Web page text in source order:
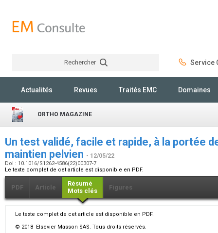
Rechercher Service
Actualités Revues Traités EMC Domaines
ORTHO MAGAZINE
Un test validé, facile et rapide, à la portée
maintien pelvien - 12/05/22
Doi : 10.1016/S1262-4586(22)00307-7
Le texte complet de cet article est disponible en PDF.
PDF Article
Résumé
Mots clés
Figures
Le texte complet de cet article est disponible en PDF.
© 2018 Elsevier Masson SAS. Tous droits réservés.